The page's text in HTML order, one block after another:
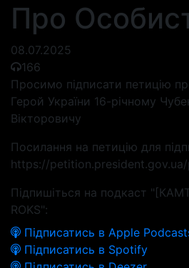
Про
08.07.2025
166
Просимо підписати петицію
Герой України 16-річному
Вікторовичу
Посилання на петицію для
https://
Підпишіться на подкаст
ROKS":
Підписатись в Apple
Підписатись в Spotify